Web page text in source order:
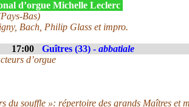
d’orgue Michelle Leclerc
Bas)
Bach, Philip Glass et impro.
17:00 Guîtres (33) - abbatiale
d’orgue
du souffle »: répertoire des grands Maîtres et